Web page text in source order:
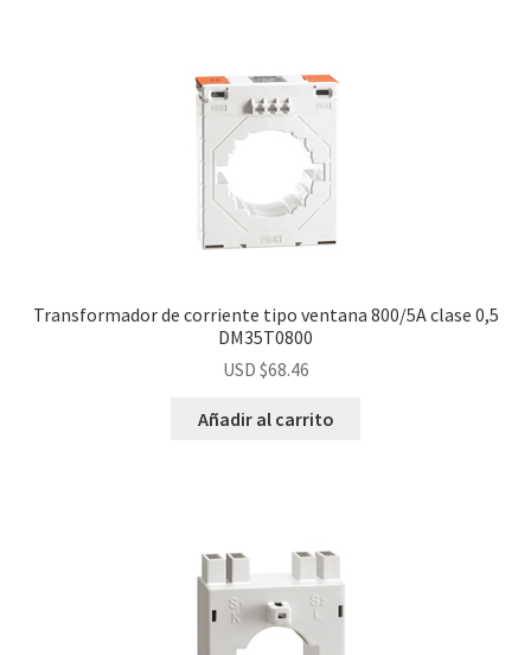
Transformador de corriente tipo ventana 800/5A clase 0,5
DM35T0800
USD $68.46
Añadir al carrito